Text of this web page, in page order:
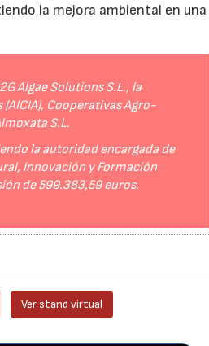
la mejora ambiental en una
Algae Solutions S.L., la
Cooperativas Agro-
S.L.
la autoridad encargada de
Innovación y Formación
de 599.383,59 euros.
Ver stand virtual